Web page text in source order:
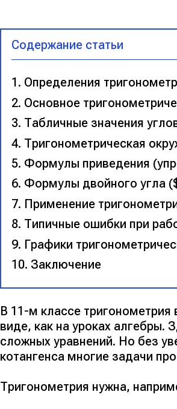
Содержание статьи
Определения
Основное
Табличные значения
Тригонометрическая
Формулы приведения
Формулы двойного угла
Применение
Типичные ошибки при
Графики
Заключение
В 11-м классе
виде, как на уроках алгебры.
сложных уравнений. Но без
котангенса многие задачи
Тригонометрия нужна,